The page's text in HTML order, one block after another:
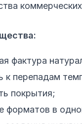
фактура
к перепадам
покрытия;
форматов в